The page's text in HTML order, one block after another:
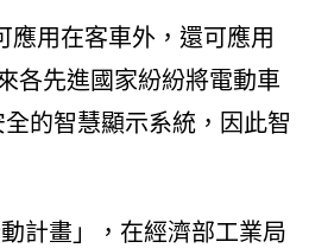
應用在客車外，還可應用
各先進國家紛紛將電動車
的智慧顯示系統，因此智
計畫」，在經濟部工業局